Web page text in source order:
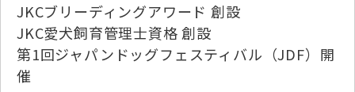
JKCブリーディングアワード 創設
JKC愛犬飼育管理士資格 創設
第1回ジャパンドッグフェスティバル（JDF）開
催